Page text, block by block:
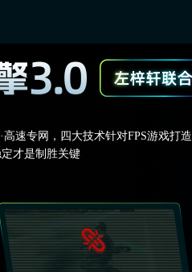
高速专网，四大技术针对FPS游戏打造
才是制胜关键